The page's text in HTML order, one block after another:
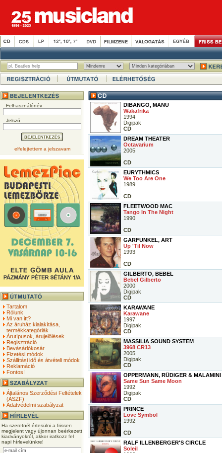
Felhasználónév
Jelszó
elfelejtettem a jelszavam
Tartalom
Rólunk
Mi van itt?
Az áruház kialakítása,
termékkategóriák
Árutípusok, árujelölések
Regisztráció
Bevásárlókosár
Fizetési módok
Szállítási idő és átvételi módok
Reklamáció
Fontos!
Általános Szerződési Feltételek
(ÁSZF)
Adatvédelmi szabályzat
Ha szeretnél értesülni a frissen
megjelent vagy újonnan beérkezett
kiadványokról, akkor iratkozz fel
napi hírlevelünkre!
DIBANGO, MANU
Wakafrika
1994
Digipak
CD
DREAM THEATER
Octavarium
2005
CD
EURYTHMICS
We Too Are One
1989
CD
FLEETWOOD MAC
Tango In The Night
1990
CD
GARFUNKEL, ART
Up 'Til Now
1993
CD
GILBERTO, BEBEL
Bebel Gilberto
2000
Digipak
CD
KARAWANE
Karawane
1997
Digipak
CD
MASSILIA SOUND SYSTEM
3968 CR13
2005
Digipak
CD
OPPERMANN, RÜDIGER &
Same Sun Same Moon
1992
Digipak
CD
PRINCE
Love Symbol
1992
CD
RALF ILLENBERGER'S CIRCLE
Soleil